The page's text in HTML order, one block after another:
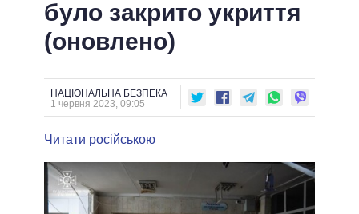
ДАЙДЖЕСТИ
ВЕРХОВНА РАДА
КАБІНЕТ МІНІСТРІВ
ГОЛОВИ ОБЛАДМІНІСТРАЦІЙ
МЕРИ МІСТ
ВСІ ПЕРСОНИ
ПІДТРИМАТИ
було закрито укриття
(оновлено)
НАЦІОНАЛЬНА БЕЗПЕКА
1 червня 2023, 09:05
Читати російською